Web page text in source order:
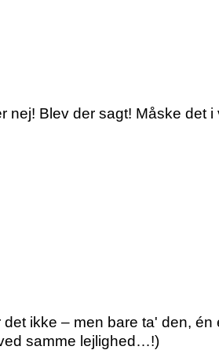
nej! Blev der sagt! Måske det
ikke – men bare ta' den,
samme lejlighed…!)